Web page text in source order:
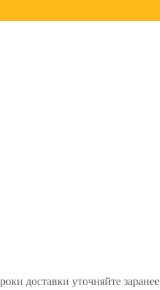
доставки уточняйте заранее